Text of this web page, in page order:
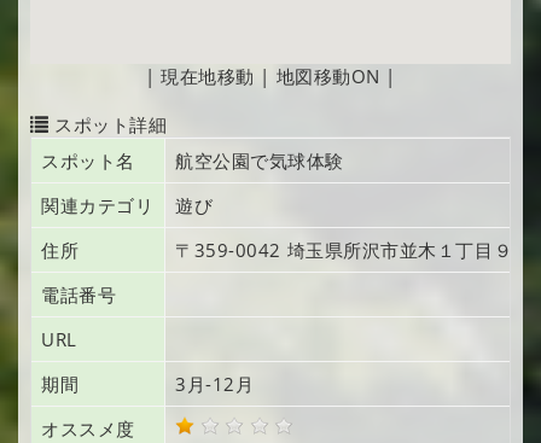
|現在地移動 | 地図移動ON |
スポット詳細
スポット名
航空公園で気球体験
関連カテゴリ
遊び
住所
〒359-0042 埼玉県所沢市並木 １丁目９
電話番号
URL
期間
3月-12月
オススメ度